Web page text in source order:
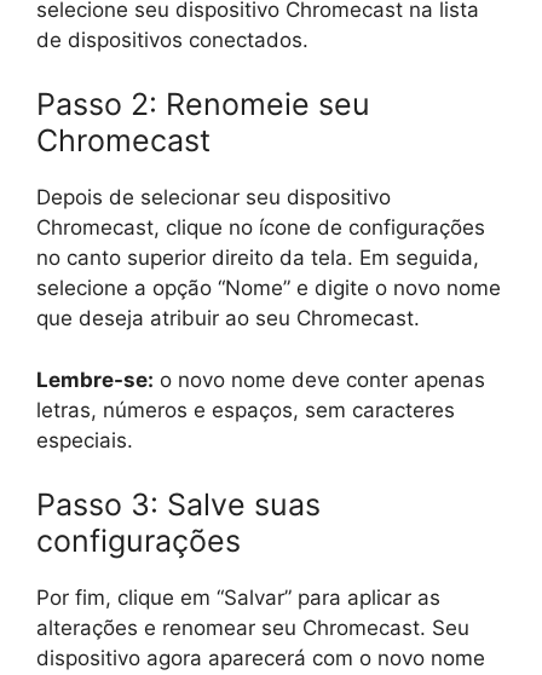
selecione seu dispositivo Chromecast na lista
de dispositivos conectados.
Passo 2: Renomeie seu
Chromecast
Depois de selecionar seu dispositivo
Chromecast, clique no ícone de configurações
no canto superior direito da tela. Em seguida,
selecione a opção “Nome” e digite o novo nome
que deseja atribuir ao seu Chromecast.
Lembre-se: o novo nome deve conter apenas
letras, números e espaços, sem caracteres
especiais.
Passo 3: Salve suas
configurações
Por fim, clique em “Salvar” para aplicar as
alterações e renomear seu Chromecast. Seu
dispositivo agora aparecerá com o novo nome